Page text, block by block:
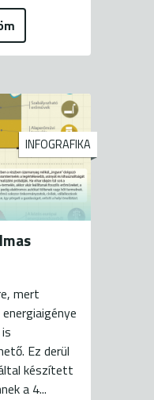
INFOGRAFIKA
mert
Ez derül
készített
a 4...